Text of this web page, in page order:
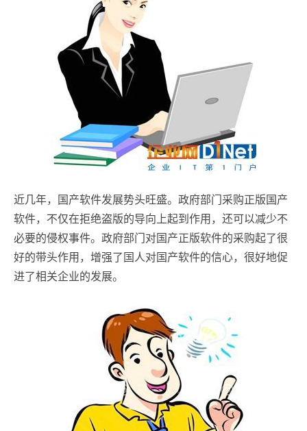
近几年，国产软件发展势头旺盛。政府部门采购正版国产
软件，不仅在拒绝盗版的导向上起到作用，还可以减少不
必要的侵权事件。政府部门对国产正版软件的采购起了很
好的带头作用，增强了国人对国产软件的信心，很好地促
进了相关企业的发展。